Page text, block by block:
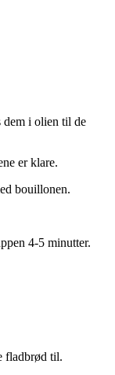
dem i olien til de
er klare.
bouillonen.
4-5 minutter.
fladbrød til.